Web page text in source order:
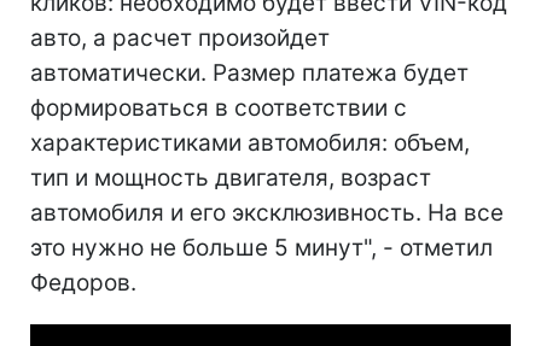
авто, а расчет произойдет
автоматически. Размер платежа будет
формироваться в соответствии с
характеристиками автомобиля: объем,
тип и мощность двигателя, возраст
автомобиля и его эксклюзивность. На все
это нужно не больше 5 минут", - отметил
Федоров.